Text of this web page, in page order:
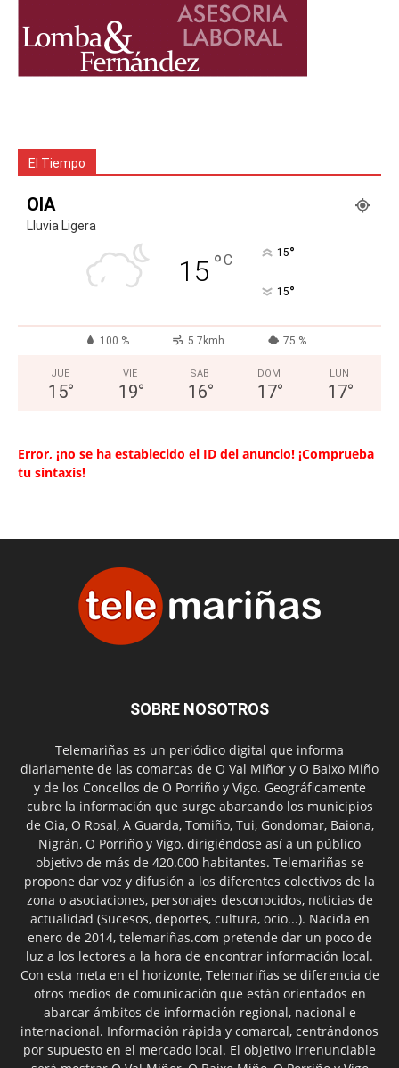
El Tiempo
OIA
Lluvia Ligera
15 °C 15°
15°
100 % 5.7kmh 75 %
JUE
15°
VIE
19°
SAB
16°
DOM
17°
LUN
17°
Error, ¡no se ha establecido el ID del anuncio! ¡Comprueba
tu sintaxis!
SOBRE NOSOTROS
Telemariñas es un periódico digital que informa
diariamente de las comarcas de O Val Miñor y O Baixo Miño
y de los Concellos de O Porriño y Vigo. Geográficamente
cubre la información que surge abarcando los municipios
de Oia, O Rosal, A Guarda, Tomiño, Tui, Gondomar, Baiona,
Nigrán, O Porriño y Vigo, dirigiéndose así a un público
objetivo de más de 420.000 habitantes. Telemariñas se
propone dar voz y difusión a los diferentes colectivos de la
zona o asociaciones, personajes desconocidos, noticias de
actualidad (Sucesos, deportes, cultura, ocio...). Nacida en
enero de 2014, telemariñas.com pretende dar un poco de
luz a los lectores a la hora de encontrar información local.
Con esta meta en el horizonte, Telemariñas se diferencia de
otros medios de comunicación que están orientados en
abarcar ámbitos de información regional, nacional e
internacional. Información rápida y comarcal, centrándonos
por supuesto en el mercado local. El objetivo irrenunciable